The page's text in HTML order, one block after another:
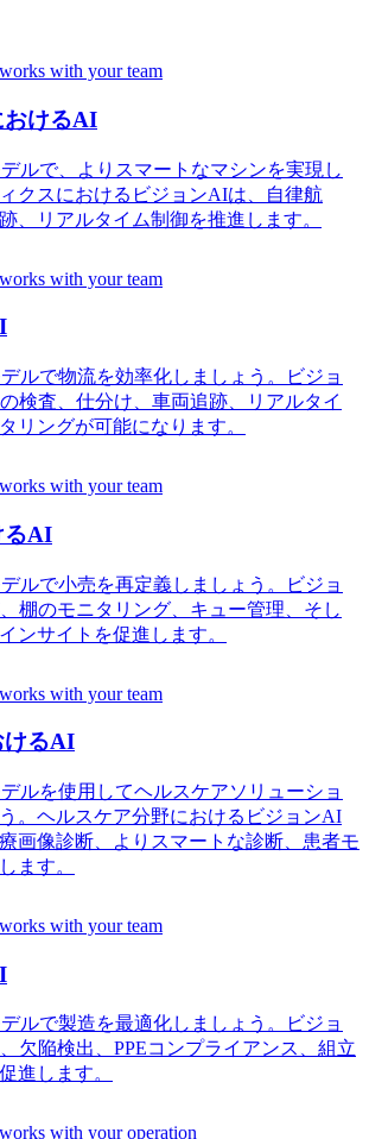
おけるAI
ルで、よりスマートなマシンを実現し
クスにおけるビジョンAIは、自律航
、リアルタイム制御を推進します。
ルで物流を効率化しましょう。ビジョ
検査、仕分け、車両追跡、リアルタイ
リングが可能になります。
るAI
ルで小売を再定義しましょう。ビジョ
棚のモニタリング、キュー管理、そし
ンサイトを促進します。
けるAI
ルを使用してヘルスケアソリューショ
。ヘルスケア分野におけるビジョンAI
画像診断、よりスマートな診断、患者モ
ます。
ルで製造を最適化しましょう。ビジョ
欠陥検出、PPEコンプライアンス、組立
進します。